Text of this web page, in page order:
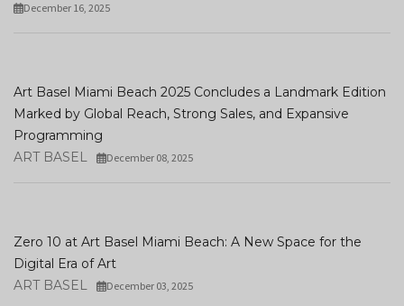
December 16, 2025
Art Basel Miami Beach 2025 Concludes a Landmark Edition
Marked by Global Reach, Strong Sales, and Expansive
Programming
ART BASEL
December 08, 2025
Zero 10 at Art Basel Miami Beach: A New Space for the
Digital Era of Art
ART BASEL
December 03, 2025